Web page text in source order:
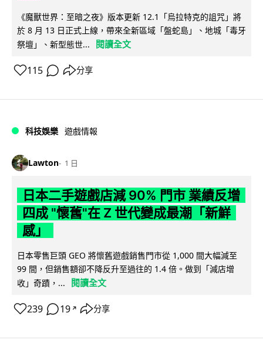
《魔獸世界：至暗之夜》版本更新 12.1「烏拉特克的詛咒」將
於 8 月 13 日正式上線，帶來全新區域「盤蛇島」、地城「毒牙
祭壇」、新型態世...
閱讀全文
115 分享
科技娛樂 遊戲情報
Lawton 1 日
日本二手遊戲店減 90% 門市 業績反增
四成 "懷舊"在 Z 世代變成最潮「新鮮
感」
日本零售巨頭 GEO 將懷舊遊戲銷售門市從 1,000 間大幅減至
99 間，但銷售額卻不降反升至過往的 1.4 倍。做到「減店增
收」奇蹟，...
閱讀全文
239 19 ↗ 分享